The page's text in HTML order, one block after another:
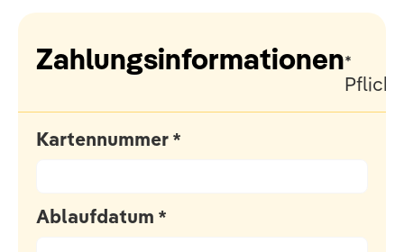
Zahlungsinformationen*
Pflicht
Kartennummer *
Ablaufdatum *